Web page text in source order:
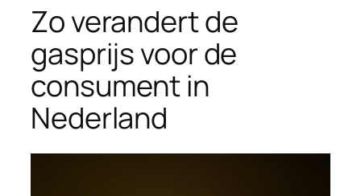
Zo verandert de
gasprijs voor de
consument in
Nederland